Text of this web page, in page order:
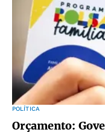
POLÍTICA
Orçamento: